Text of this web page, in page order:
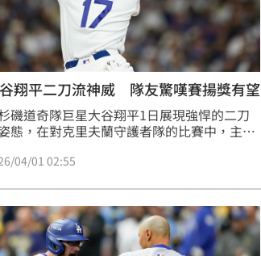
翔平二刀流神威 隊友驚嘆賽揚獎有望
磯道奇隊巨星大谷翔平1日展現強悍的二刀
態，在對克里夫蘭守護者隊的比賽中，主投
奪下本季首場勝投。打擊端更展現驚人上壘
）賽後對大谷的表現讚嘆不已，讓他即便
隊友也感到不可思議。
04/01 02:55